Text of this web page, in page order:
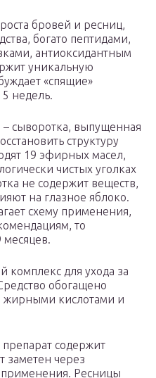
бровей и ресниц,
богато пептидами,
антиоксидантным
уникальную
«спящие»
недель.
– сыворотка, выпущенная
структуру
19 эфирных масел,
чистых уголках
не содержит веществ,
на глазное яблоко.
схему применения,
то
месяцев.
комплекс для ухода за
обогащено
жирными кислотами и
содержит
заметен через
применения. Ресницы